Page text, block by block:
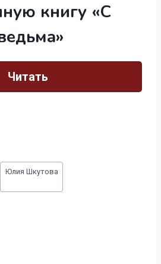
книгу «С
Читать
Юлия Шкутова